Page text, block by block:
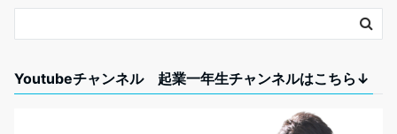
Youtubeチャンネル 起業一年生チャンネルはこちら↓